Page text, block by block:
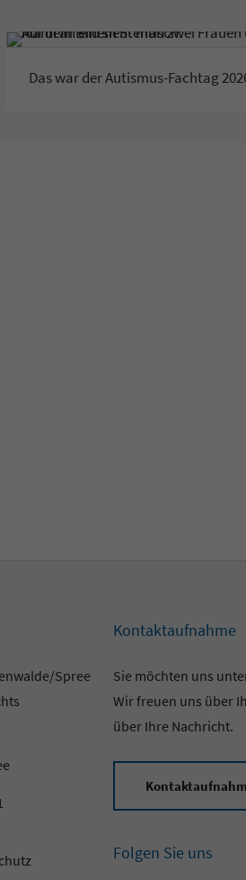
Das war der Autismus-Fachtag
Spree
Kontaktaufnahme
Sie möchten uns
Wir freuen uns über
über Ihre Nachricht.
Folgen Sie uns